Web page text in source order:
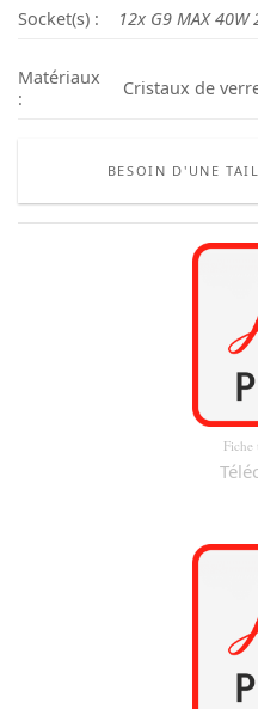
Socket(s) : 12x G9 MAX 40W
Matériaux
:
Cristaux de
BESOIN D'UNE
Fiche